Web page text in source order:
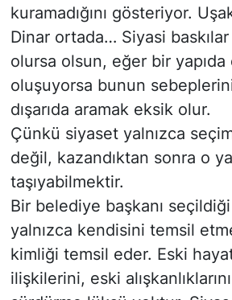
kuramadığını gösteriyor.
Dinar ortada… Siyasi
olursa olsun, eğer bir yapıda
oluşuyorsa bunun
dışarıda aramak eksik olur.
Çünkü siyaset yalnızca
değil, kazandıktan sonra o
taşıyabilmektir.
Bir belediye başkanı
yalnızca kendisini temsil
kimliği temsil eder. Eski
ilişkilerini, eski